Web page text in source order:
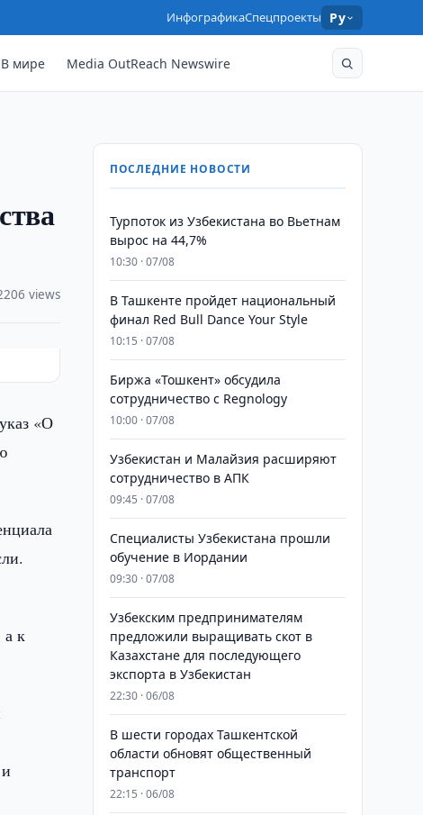
ИнфографикаСпецпроекты Ру
В мире Media OutReach Newswire
views
«О
а к
ПОСЛЕДНИЕ НОВОСТИ
Турпоток из Узбекистана во Вьетнам
вырос на 44,7%
10:30 · 07/08
В Ташкенте пройдет национальный
финал Red Bull Dance Your Style
10:15 · 07/08
Биржа «Тошкент» обсудила
сотрудничество с Regnology
10:00 · 07/08
Узбекистан и Малайзия расширяют
сотрудничество в АПК
09:45 · 07/08
Специалисты Узбекистана прошли
обучение в Иордании
09:30 · 07/08
Узбекским предпринимателям
предложили выращивать скот в
Казахстане для последующего
экспорта в Узбекистан
22:30 · 06/08
В шести городах Ташкентской
области обновят общественный
транспорт
22:15 · 06/08